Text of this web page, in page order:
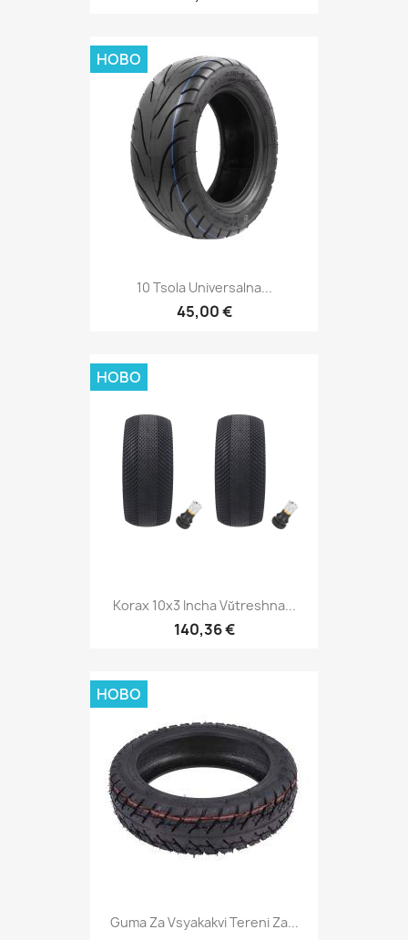
10 Tsola Universalna...
45,00 €
НОВО
Korax 10x3 Incha Vŭtreshna...
140,36 €
НОВО
Guma Za Vsyakakvi Tereni Za...
НОВО